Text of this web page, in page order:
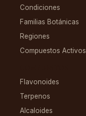
Condiciones
Familias Botánicas
Regiones
Compuestos Activos
Flavonoides
Terpenos
Alcaloides